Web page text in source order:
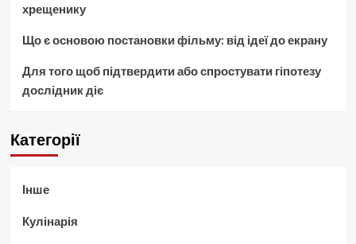
хрещенику
Що є основою постановки фільму: від ідеї до екрану
Для того щоб підтвердити або спростувати гіпотезу
дослідник діє
Категорії
Інше
Кулінарія